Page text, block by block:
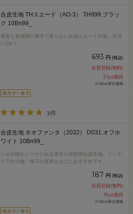
合皮生地 THスエード（AO-3） TH999.ブラッ
ク 10Bn99_
豊富な色展開の薄手で柔らかい合成スエード生地。水洗
いOK！
693 円 (税込)
会員登録(無料)
31pt獲得
※10cm単位価格
3件
合皮生地 ネオファンタ（2032） D031.オフホ
ワイト 10Bn99_
シボが細かくツヤのある薄手の資材用合皮生地。インテ
リアや小物・椅子の張替えなどにおすすめです。
187 円 (税込)
会員登録(無料)
8pt獲得
※10cm単位価格